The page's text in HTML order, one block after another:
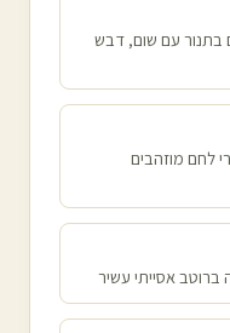
בתנור עם שום, דבש
לחם מוזהבים
ברוטב אסייתי עשיר